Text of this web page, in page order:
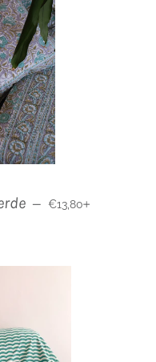
— Normaler Preis
€13,80